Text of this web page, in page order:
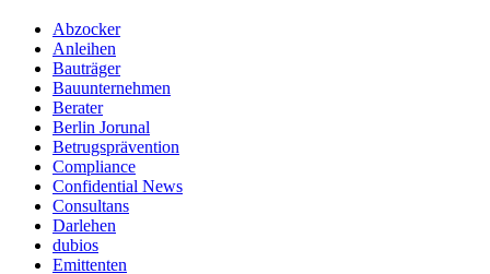
Abzocker
Anleihen
Bauträger
Bauunternehmen
Berater
Berlin Jorunal
Betrugsprävention
Compliance
Confidential News
Consultans
Darlehen
dubios
Emittenten